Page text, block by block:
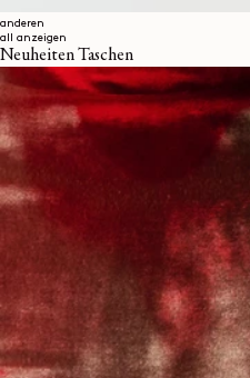
anderen
all anzeigen
Neuheiten Taschen